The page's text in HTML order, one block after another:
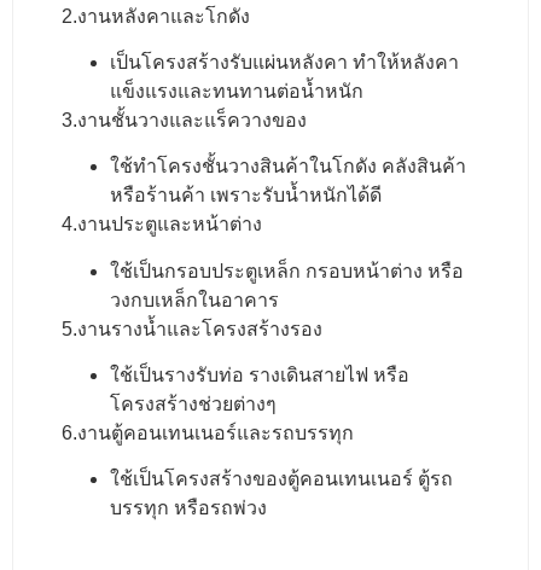
2.งานหลังคาและโกดัง
เป็นโครงสร้างรับแผ่นหลังคา ทำให้หลังคา
แข็งแรงและทนทานต่อน้ำหนัก
3.งานชั้นวางและแร็ควางของ
ใช้ทำโครงชั้นวางสินค้าในโกดัง คลังสินค้า
หรือร้านค้า เพราะรับน้ำหนักได้ดี
4.งานประตูและหน้าต่าง
ใช้เป็นกรอบประตูเหล็ก กรอบหน้าต่าง หรือ
วงกบเหล็กในอาคาร
5.งานรางน้ำและโครงสร้างรอง
ใช้เป็นรางรับท่อ รางเดินสายไฟ หรือ
โครงสร้างช่วยต่างๆ
6.งานตู้คอนเทนเนอร์และรถบรรทุก
ใช้เป็นโครงสร้างของตู้คอนเทนเนอร์ ตู้รถ
บรรทุก หรือรถพ่วง